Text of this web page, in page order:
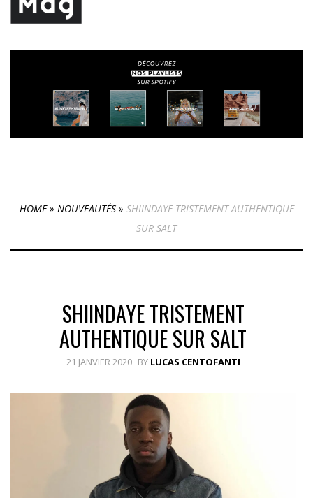
HOME» NOUVEAUTÉS» SHIINDAYE TRISTEMENT AUTHENTIQUE
SUR SALT
SHIINDAYE TRISTEMENT
AUTHENTIQUE SUR SALT
21 JANVIER 2020 BY LUCAS CENTOFANTI